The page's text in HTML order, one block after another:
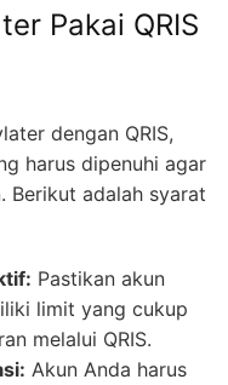
Pakai QRIS
dengan QRIS,
harus dipenuhi agar
Berikut adalah syarat
Pastikan akun
limit yang cukup
melalui QRIS.
Akun Anda harus